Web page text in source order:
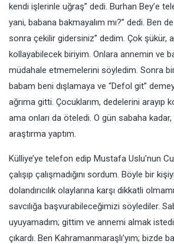
kendi işlerinle uğraş” dedi. Burhan Bey’e
yani, babana bakmayalım mı?” dedi. Ben
sonra çekilir gidersiniz” dedim. Çok şükür,
kollayabilecek biriyim. Onlara annemin ve
müdahale etmemelerini söyledim. Sonra
babam beni dışlamaya ve “Defol git”
ağrıma gitti. Çocuklarım, dedelerini arayıp
ama onları da öteledi. O gün sabaha
araştırma yaptım.
Külliye’ye telefon edip Mustafa Uslu’nun
çalışıp çalışmadığını sordum. Böyle bir
dolandırıcılık olaylarına karşı dikkatli
savcılığa başvurabileceğimizi söylediler.
uyuyamadım; gittim ve annemi almak
çıkardı. Ben Kahramanmaraşlı’yım; bizde